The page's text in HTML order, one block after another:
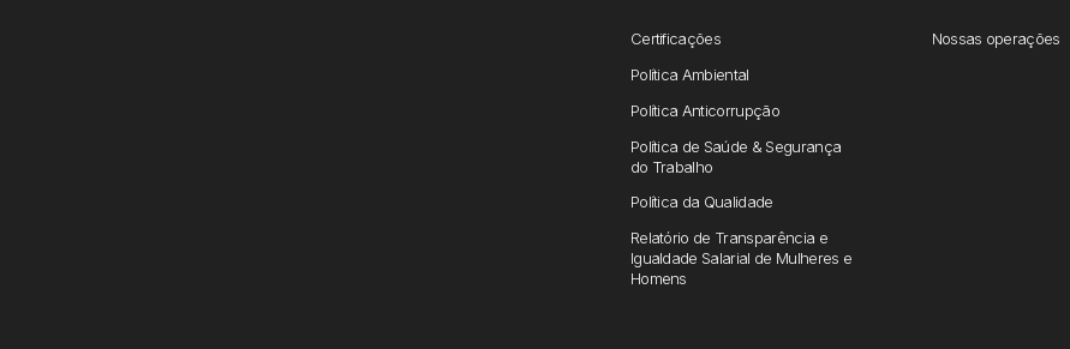
Certificações
Política Ambiental
Política Anticorrupção
Política de Saúde & Segurança
do Trabalho
Política da Qualidade
Relatório de Transparência e
Igualdade Salarial de Mulheres e
Homens
Nossas operações